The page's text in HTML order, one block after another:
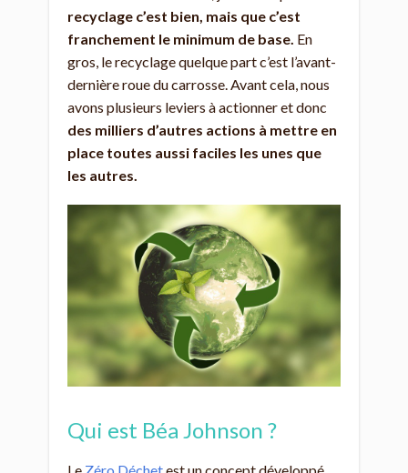
recyclage c’est bien, mais que c’est
franchement le minimum de base. En
gros, le recyclage quelque part c’est l’avant-
dernière roue du carrosse. Avant cela, nous
avons plusieurs leviers à actionner et donc
des milliers d’autres actions à mettre en
place toutes aussi faciles les unes que
les autres.
Qui est Béa Johnson ?